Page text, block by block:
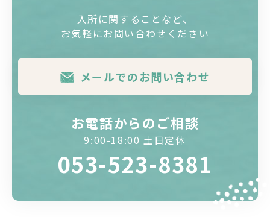
入所に関することなど、
お気軽にお問い合わせください
メールでのお問い合わせ
お電話からのご相談
9:00-18:00 土日定休
053-523-8381